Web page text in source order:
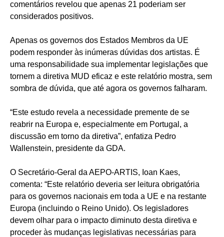
comentários revelou que apenas 21 poderiam ser
considerados positivos.
Apenas os governos dos Estados Membros da UE
podem responder às inúmeras dúvidas dos artistas. É
uma responsabilidade sua implementar legislações que
tornem a diretiva MUD eficaz e este relatório mostra, sem
sombra de dúvida, que até agora os governos falharam.
“Este estudo revela a necessidade premente de se
reabrir na Europa e, especialmente em Portugal, a
discussão em torno da diretiva”, enfatiza Pedro
Wallenstein, presidente da GDA.
O Secretário-Geral da AEPO-ARTIS, Ioan Kaes,
comenta: “Este relatório deveria ser leitura obrigatória
para os governos nacionais em toda a UE e na restante
Europa (incluindo o Reino Unido). Os legisladores
devem olhar para o impacto diminuto desta diretiva e
proceder às mudanças legislativas necessárias para